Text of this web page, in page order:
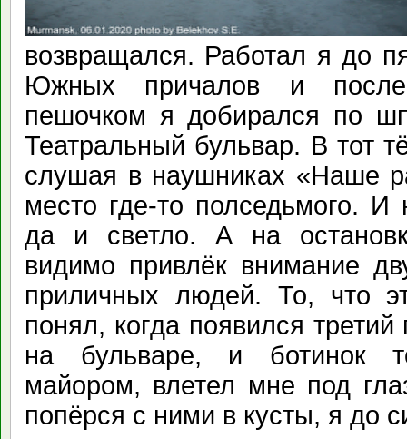
возвращался. Работал я до
Южных причалов и
пешочком я добирался по
Театральный бульвар. В тот
слушая в наушниках «Наше
место где-то полседьмого.
да и светло. А на
видимо привлёк внимание
приличных людей. То, что
понял, когда появился третий
на бульваре, и ботинок
майором, влетел мне под
попёрся с ними в кусты, я до